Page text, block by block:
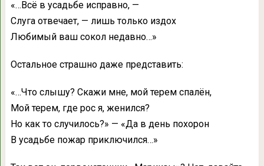
«…Всё в усадьбе исправно, —
Слуга отвечает, — лишь только издох
Любимый ваш сокол недавно…»
Остальное страшно даже представить:
«…Что слышу? Скажи мне, мой терем спалён,
Мой терем, где рос я, женился?
Но как то случилось?» — «Да в день похорон
В усадьбе пожар приключился…»